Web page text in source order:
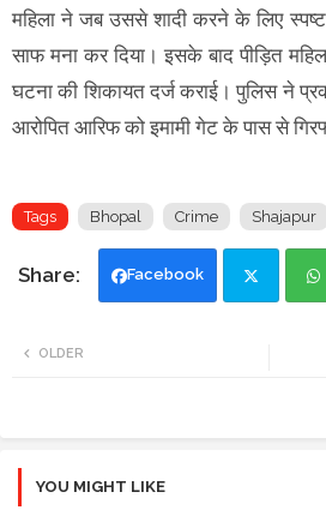
महिला ने जब उससे शादी करने के लिए
साफ मना कर दिया। इसके बाद पीड़ित
घटना की शिकायत दर्ज कराई। पुलिस ने
आरोपित आरिफ को इमामी गेट के पास से
Tags Bhopal Crime Shajapur
Facebook
OLDER
YOU MIGHT LIKE